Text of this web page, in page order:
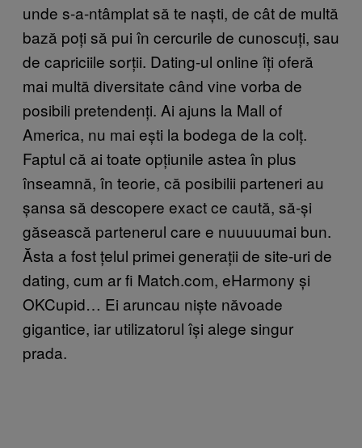
unde s-a-ntâmplat să te naști, de cât de multă
bază poți să pui în cercurile de cunoscuți, sau
de capriciile sorții. Dating-ul online îți oferă
mai multă diversitate când vine vorba de
posibili pretendenți. Ai ajuns la Mall of
America, nu mai ești la bodega de la colț.
Faptul că ai toate opțiunile astea în plus
înseamnă, în teorie, că posibilii parteneri au
șansa să descopere exact ce caută, să-și
găsească partenerul care e nuuuuumai bun.
Ăsta a fost țelul primei generații de site-uri de
dating, cum ar fi Match.com, eHarmony și
OKCupid… Ei aruncau niște năvoade
gigantice, iar utilizatorul își alege singur
prada.